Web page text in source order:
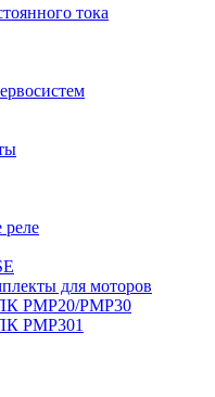
тока
для моторов
PMP20/PMP30
PMP301